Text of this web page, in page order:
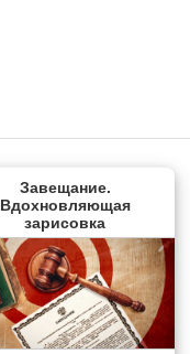
Завещание.
Вдохновляющая
зарисовка